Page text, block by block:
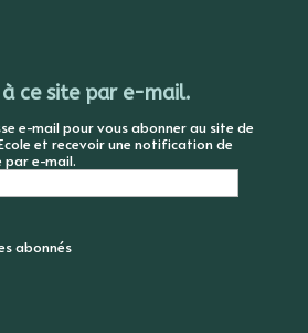
ce site par e-mail.
e-mail pour vous abonner au site de
et recevoir une notification de
par e-mail.
abonnés